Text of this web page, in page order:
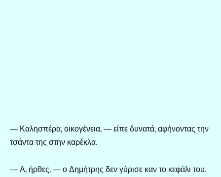
— Καλησπέρα, οικογένεια, — είπε δυνατά, αφήνοντας την
τσάντα της στην καρέκλα.
— Α, ήρθες, — ο Δημήτρης δεν γύρισε καν το κεφάλι του.